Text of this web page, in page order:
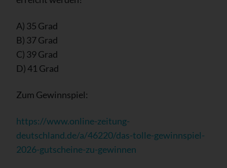
A) 35 Grad
B) 37 Grad
C) 39 Grad
D) 41 Grad
Zum Gewinnspiel:
https://www.online-zeitung-
deutschland.de/a/46220/das-tolle-gewinnspiel-
2026-gutscheine-zu-gewinnen